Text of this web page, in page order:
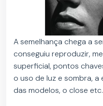
A semelhança chega a
conseguiu reproduzir,
superficial, pontos
o uso de luz e sombra,
das modelos, o close etc.